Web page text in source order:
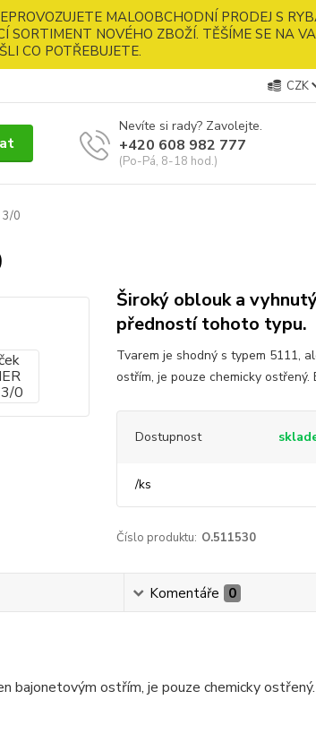
MALOOBCHODNÍ PRODEJ S
NOVÉHO ZBOŽÍ. TĚŠÍME SE NA
CO POTŘEBUJETE.
CZK
Nevíte si rady? Zavolejte.
+420 608 982 777
(Po-Pá, 8-18 hod.)
3/0
Široký oblouk a
předností tohoto typu.
Tvarem je shodný s typem 5111,
ostřím, je pouze chemicky ostřený.
Dostupnost
/ks
Číslo produktu: O.511530
Komentáře 0
bajonetovým ostřím, je pouze chemicky ostřený.